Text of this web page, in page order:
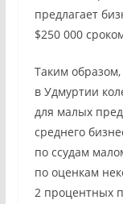
предлагает
$250 000
Таким
в Удмуртии
для малых
среднего
по ссудам
по оценкам
2 процентных